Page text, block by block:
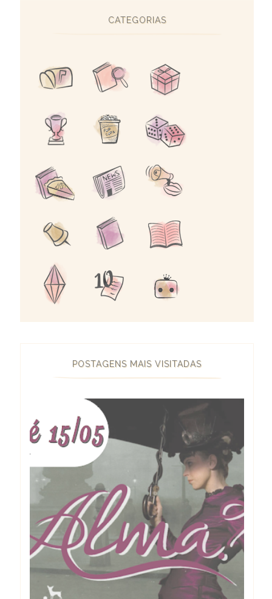
CATEGORIAS
POSTAGENS MAIS VISITADAS